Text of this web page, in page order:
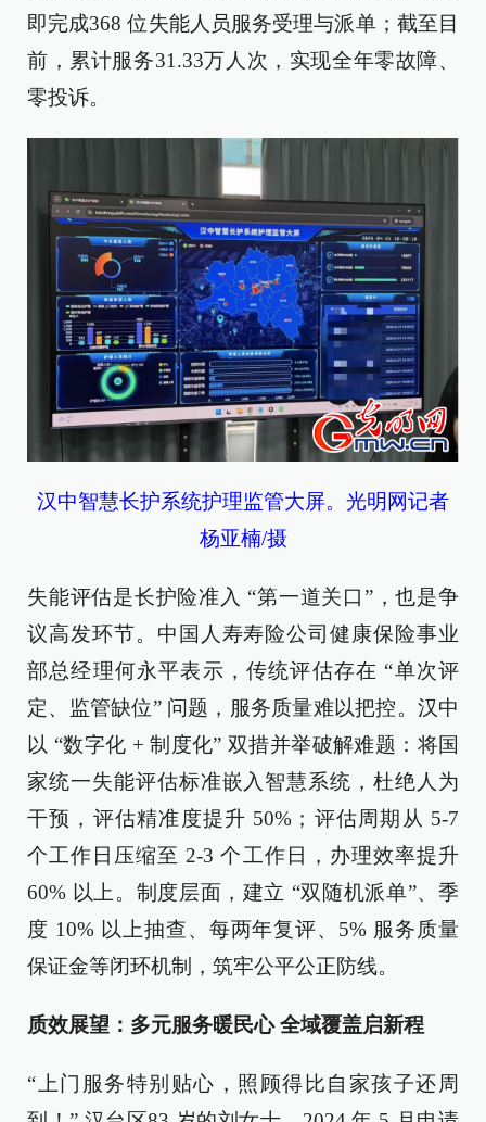
即完成368 位失能人员服务受理与派单；截至目
前，累计服务31.33万人次，实现全年零故障、
零投诉。
汉中智慧长护系统护理监管大屏。光明网记者
杨亚楠/摄
失能评估是长护险准入 “第一道关口”，也是争
议高发环节。中国人寿寿险公司健康保险事业
部总经理何永平表示，传统评估存在 “单次评
定、监管缺位” 问题，服务质量难以把控。汉中
以 “数字化 + 制度化” 双措并举破解难题：将国
家统一失能评估标准嵌入智慧系统，杜绝人为
干预，评估精准度提升 50%；评估周期从 5-7
个工作日压缩至 2-3 个工作日，办理效率提升
60% 以上。制度层面，建立 “双随机派单”、季
度 10% 以上抽查、每两年复评、5% 服务质量
保证金等闭环机制，筑牢公平公正防线。
质效展望：多元服务暖民心 全域覆盖启新程
“上门服务特别贴心，照顾得比自家孩子还周